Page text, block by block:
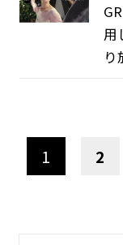
用
り
1 2